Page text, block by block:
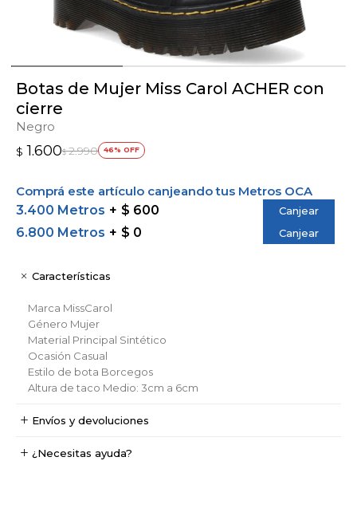
Botas de Mujer Miss Carol ACHER con
cierre
Negro
$ 1.600$ 2.990 46
Comprá este artículo canjeando tus Metros OCA
3.400 Metros
$ 600 Canjear
6.800 Metros $ 0 Canjear
Características
Marca MissCarol
Género Mujer
Material Principal Sintético
Ocasión Casual
Estilo de bota Borcegos
Altura de taco Medio: 3cm a 6cm
Envíos y devoluciones
¿Necesitas ayuda?